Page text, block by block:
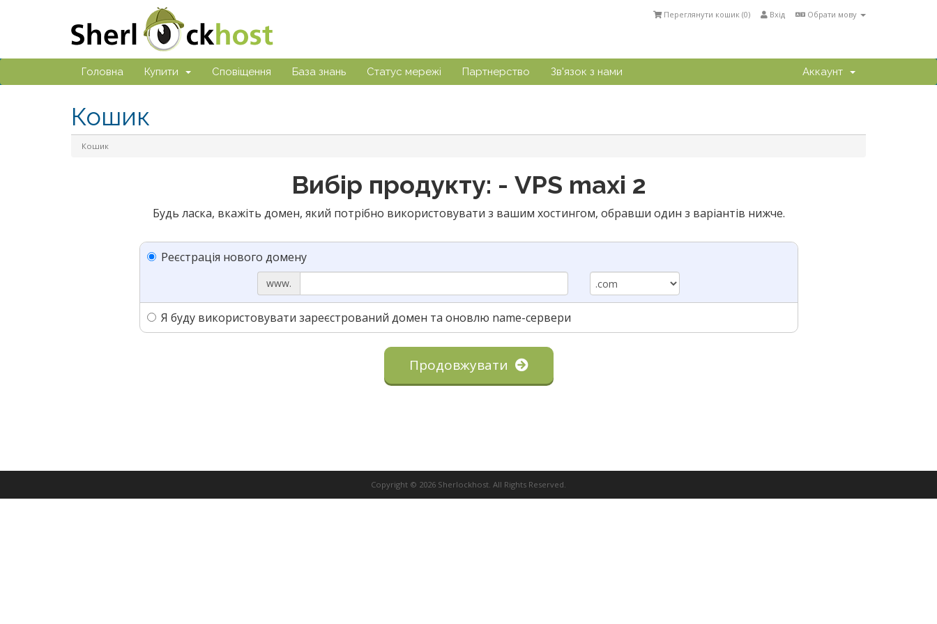
Обрати мову
Вхід
Переглянути кошик (0)
Головна Купити Сповіщення База знань Статус мережі Партнерство Зв'язок з нами Аккаунт
Кошик
Кошик
Вибір продукту: - VPS maxi 2
Будь ласка, вкажіть домен, який потрібно використовувати з вашим хостингом, обравши один з варіантів нижче.
Реєстрація нового домену
www.
Я буду використовувати зареєстрований домен та оновлю name-сервери
Продовжувати
Copyright © 2026 Sherlockhost. All Rights Reserved.